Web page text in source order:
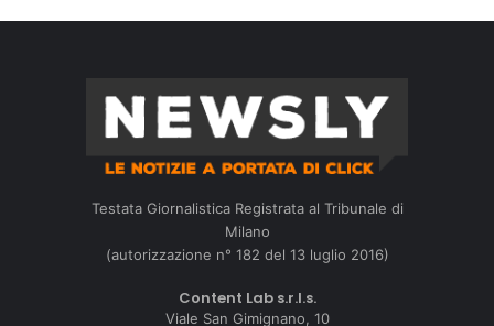
Testata Giornalistica Registrata al Tribunale di
Milano
(autorizzazione n° 182 del 13 luglio 2016)
Content Lab s.r.l.s.
Viale San Gimignano, 10